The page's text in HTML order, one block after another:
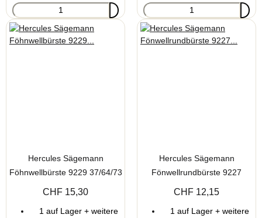
Hercules Sägemann
Föhnwellbürste 9229 37/64/73
16 reihig
CHF 15,30
1 auf Lager + weitere
Hercules Sägemann
Fönwellrundbürste 9227
20/44/56 mm
CHF 12,15
1 auf Lager + weitere